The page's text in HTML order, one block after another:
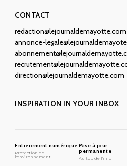
CONTACT
redaction@lejournaldemayotte.com
annonce-
direction@lejournaldemayotte.com
INSPIRATION IN YOUR INBOX
Entierement numérique
Protection de
l'environnement
Mise à jour
permanente
Au top de l'info